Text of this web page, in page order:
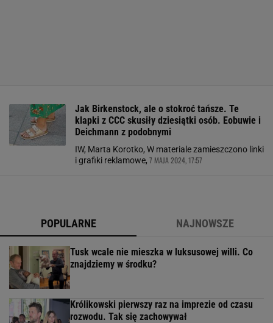
Jak Birkenstock, ale o stokroć tańsze. Te
klapki z CCC skusiły dziesiątki osób. Eobuwie i
Deichmann z podobnymi
IW, Marta Korotko, W materiale zamieszczono linki
i grafiki reklamowe, 7 MAJA 2024, 17:57
POPULARNE NAJNOWSZE
Tusk wcale nie mieszka w luksusowej willi. Co
znajdziemy w środku?
Królikowski pierwszy raz na imprezie od czasu
rozwodu. Tak się zachowywał